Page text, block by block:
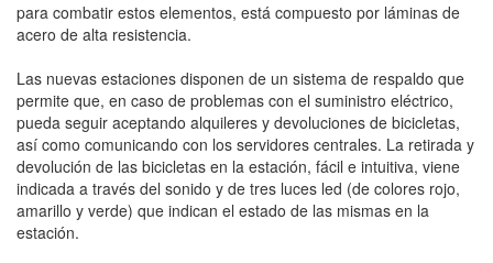
para combatir estos elementos, está compuesto por láminas de
acero de alta resistencia.
Las nuevas estaciones disponen de un sistema de respaldo que
permite que, en caso de problemas con el suministro eléctrico,
pueda seguir aceptando alquileres y devoluciones de bicicletas,
así como comunicando con los servidores centrales. La retirada y
devolución de las bicicletas en la estación, fácil e intuitiva, viene
indicada a través del sonido y de tres luces led (de colores rojo,
amarillo y verde) que indican el estado de las mismas en la
estación.